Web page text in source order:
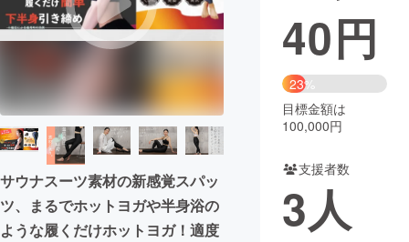
ビジネス・起業 チャレンジ
まちづくり・地域活性化
CAMPFIRE for Social Good
CAMPFIRE Creation
CAMPFIREふるさと納税
コミュニティ
サウナスーツ素材の新感覚スパッ
ツ、まるでホットヨガや半身浴の
ような履くだけホットヨガ！適度
40円
23%
目標金額は
100,000円
支援者数
3人